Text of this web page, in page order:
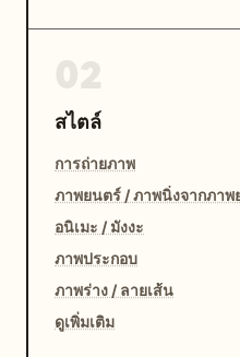
สไตล์
การถ่ายภาพ
ภาพยนตร์ / ภาพนิ่งจากภาพ
อนิเมะ / มังงะ
ภาพประกอบ
ภาพร่าง / ลายเส้น
ดูเพิ่มเติม